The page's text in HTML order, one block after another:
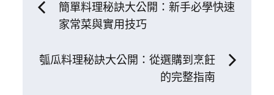
文簡單料理秘訣大公開：新手必學快速
家常菜與實用技巧
瓠瓜料理秘訣大公開：從選購到烹飪
的完整指南